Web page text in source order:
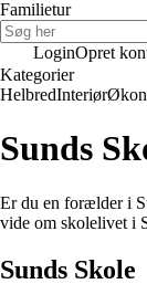
Familietur
LoginOpret
Kategorier
HelbredInteriør
Sunds
Er du en forælder i
vide om skolelivet i
Sunds Skole